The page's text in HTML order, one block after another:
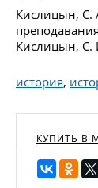
Кислицын, С.
Кислицын, С.
история,
КУПИТЬ В